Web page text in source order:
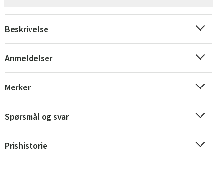
Beskrivelse
Anmeldelser
Merker
Spørsmål og svar
Prishistorie